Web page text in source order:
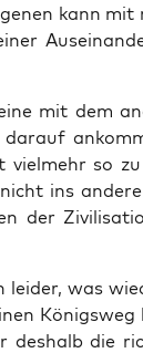
kann
mit dem
viel­mehr so
ins
der
lei­der, was
des­halb die